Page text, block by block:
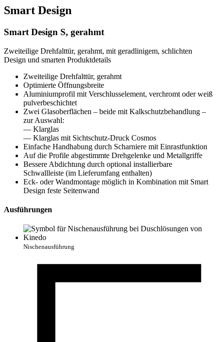
Smart Design
Smart Design S, gerahmt
Zweiteilige Drehfalttür, gerahmt, mit geradlinigem, schlichten
Design und smarten Produktdetails
Zweiteilige Drehfalttür, gerahmt
Optimierte Öffnungsbreite
Aluminiumprofil mit Verschlusselement, verchromt oder weiß
pulverbeschichtet
Zwei Glasoberflächen – beide mit Kalkschutzbehandlung –
zur Auswahl:
— Klarglas
— Klarglas mit Sichtschutz-Druck Cosmos
Einfache Handhabung durch Scharniere mit Einrastfunktion
Auf die Profile abgestimmte Drehgelenke und Metallgriffe
Bessere Abdichtung durch optional installierbare
Schwallleiste (im Lieferumfang enthalten)
Eck- oder Wandmontage möglich in Kombination mit Smart
Design feste Seitenwand
Ausführungen
Nischenausführung